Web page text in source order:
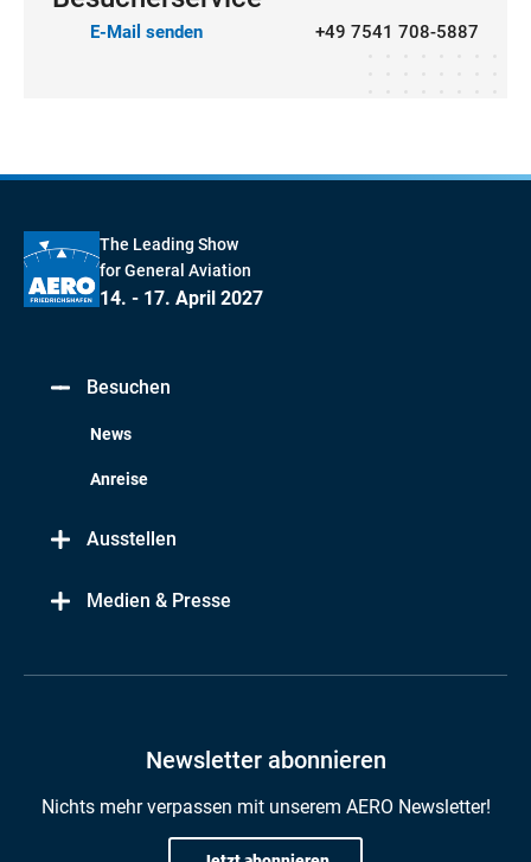
E-Mail senden +49 7541 708-5887
The Leading Show
for General Aviation
14. - 17. April 2027
Besuchen
News
Anreise
Ausstellen
Medien & Presse
Newsletter abonnieren
Nichts mehr verpassen mit unserem AERO Newsletter!